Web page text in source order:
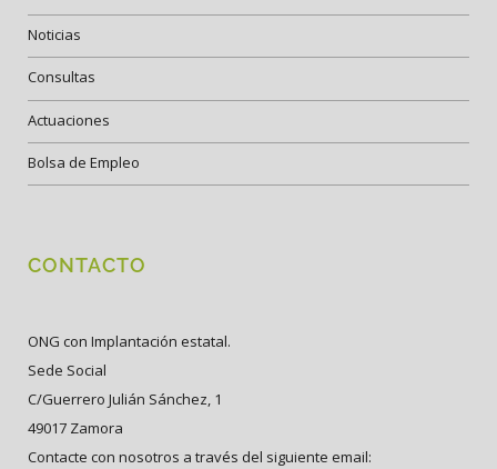
Noticias
Consultas
Actuaciones
Bolsa de Empleo
CONTACTO
ONG con Implantación estatal.
Sede Social
C/Guerrero Julián Sánchez, 1
49017 Zamora
Contacte con nosotros a través del siguiente email: